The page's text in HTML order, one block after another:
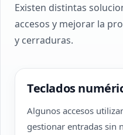
Existen distintas
accesos y mejorar la
y cerraduras.
Teclados
Algunos accesos
gestionar entradas sin